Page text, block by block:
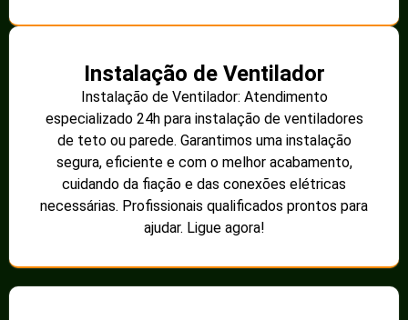
Instalação de Ventilador
Instalação de Ventilador: Atendimento
especializado 24h para instalação de ventiladores
de teto ou parede. Garantimos uma instalação
segura, eficiente e com o melhor acabamento,
cuidando da fiação e das conexões elétricas
necessárias. Profissionais qualificados prontos para
ajudar. Ligue agora!